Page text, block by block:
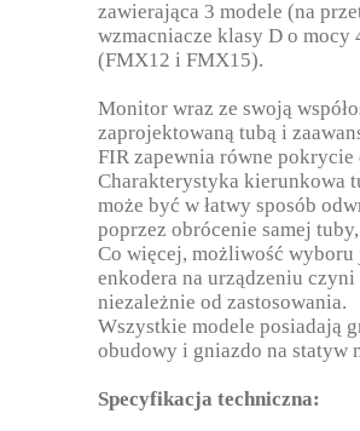
zawierająca 3 modele (na
wzmacniacze klasy D o
(FMX12 i FMX15).
Monitor wraz ze swoją
zaprojektowaną tubą i
FIR zapewnia równe pokrycie
Charakterystyka kierunkowa
może być w łatwy sposób
poprzez obrócenie samej
Co więcej, możliwość wyboru
enkodera na urządzeniu
niezależnie od zastosowania.
Wszystkie modele posiadają
obudowy i gniazdo na statyw
Specyfikacja techniczna: